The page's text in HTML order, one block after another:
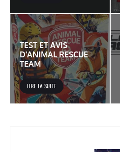
TEST ET AVIS
D’ANIMAL RESCUE
TEAM
LIRE LA SUITE